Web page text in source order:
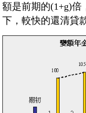
額是前期的(1+g)倍
下，較快的還清貸款